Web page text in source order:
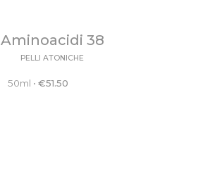
Aminoacidi 38
PELLI ATONICHE
50ml • €51.50